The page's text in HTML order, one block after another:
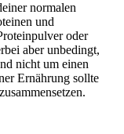
normalen
und
oder
aber unbedingt,
nicht um einen
Ernährung sollte